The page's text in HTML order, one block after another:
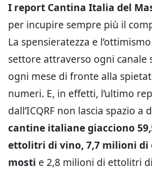
I report Cantina Italia del
per incupire sempre più il
La spensieratezza e
settore attraverso ogni canale
ogni mese di fronte alla
numeri. E, in effetti, l’ultimo
dall’ICQRF non lascia spazio a
cantine italiane giacciono
ettolitri di vino, 7,7 milioni
mosti e 2,8 milioni di ettolitri